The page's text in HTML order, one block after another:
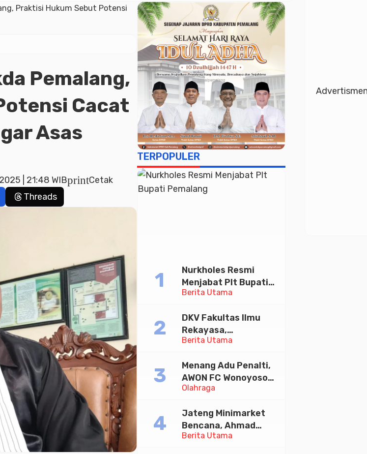
Praktisi Hukum Sebut Potensi
Pemalang,
Cacat
Asas
| 21:48 WIBprintCetak
Threads
TERPOPULER
Berita Utama
Nurkholes Resmi
Menjabat Plt Bupati
Pemalang
Berita Utama
DKV Fakultas Ilmu
Rekayasa,
Universitas
Diskusi Desain
Olahraga
Menang Adu Penalti,
AWON FC Wonoyoso
Juara Bhayangkara
Berita Utama
Jateng Minimarket
Bencana, Ahmad
Luthfi Minta PMI Jadi